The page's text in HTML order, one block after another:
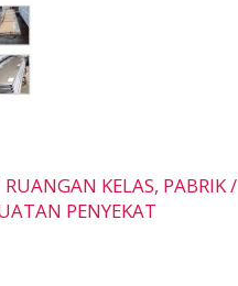
KELAS, PABRIK /
PENYEKAT